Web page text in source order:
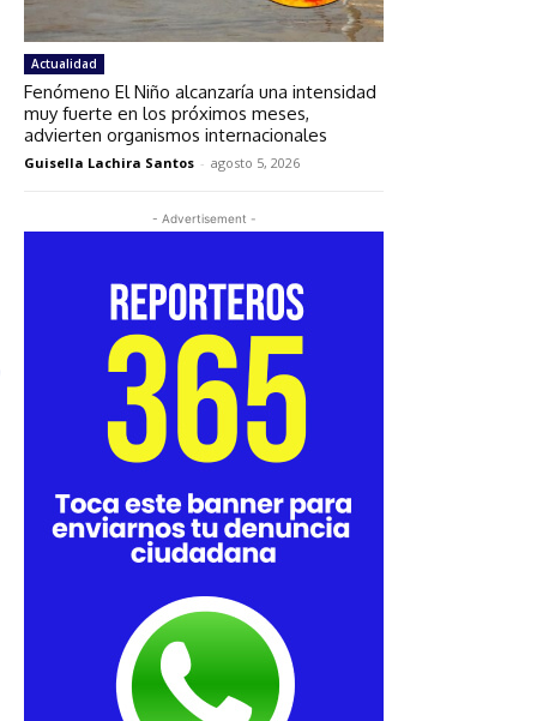
Actualidad
Fenómeno El Niño alcanzaría una intensidad
muy fuerte en los próximos meses,
advierten organismos internacionales
Guisella Lachira Santos - agosto 5, 2026
- Advertisement -